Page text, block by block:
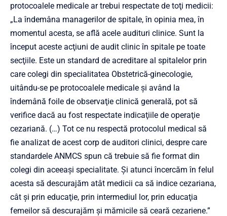
protocoalele medicale ar trebui respectate de toţi medicii:
„La îndemâna managerilor de spitale, în opinia mea, în
momentul acesta, se află acele audituri clinice. Sunt la
început aceste acţiuni de audit clinic în spitale pe toate
secţiile. Este un standard de acreditare al spitalelor prin
care colegi din specialitatea Obstetrică-ginecologie,
uitându-se pe protocoalele medicale şi având la
îndemână foile de observaţie clinică generală, pot să
verifice dacă au fost respectate indicaţiile de operaţie
cezariană. (…) Tot ce nu respectă protocolul medical să
fie analizat de acest corp de auditori clinici, despre care
standardele ANMCS spun că trebuie să fie format din
colegi din aceeaşi specialitate. Şi atunci încercăm în felul
acesta să descurajăm atât medicii ca să indice cezariana,
cât şi prin educaţie, prin intermediul lor, prin educaţia
femeilor să descurajăm şi mămicile să ceară cezariene.”